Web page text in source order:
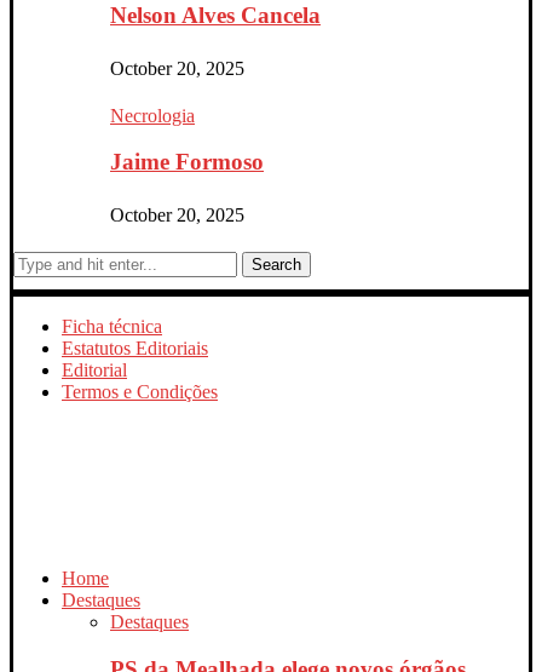
Nelson Alves Cancela
October 20, 2025
Necrologia
Jaime Formoso
October 20, 2025
Search
Ficha técnica
Estatutos Editoriais
Editorial
Termos e Condições
Home
Destaques
Destaques